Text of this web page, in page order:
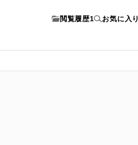
閲覧履歴1 お気に入り